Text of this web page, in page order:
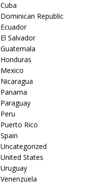
Cuba
Dominican Republic
Ecuador
El Salvador
Guatemala
Honduras
Mexico
Nicaragua
Panama
Paraguay
Peru
Puerto Rico
Spain
Uncategorized
United States
Uruguay
Venenzuela